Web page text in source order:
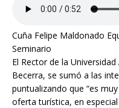
Cuña Felipe Maldonado
Seminario
El Rector de la
Becerra, se sumó a las
puntualizando que “es
oferta turística, en